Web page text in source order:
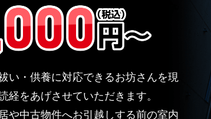
い・供養に対応できるお坊さんを現
経をあげさせていただきます。
や中古物件へお引越しする前の室内